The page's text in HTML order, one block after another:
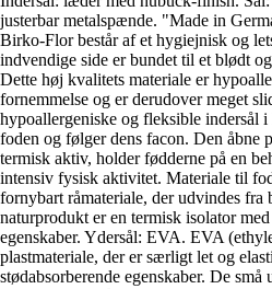
justerbar metalspænde. "Made in
Birko-Flor består af et hygiejnisk og
indvendige side er bundet til et blødt
Dette høj kvalitets materiale er
fornemmelse og er derudover meget
hypoallergeniske og fleksible indersål
foden og følger dens facon. Den åbne
termisk aktiv, holder fødderne på en
intensiv fysisk aktivitet. Materiale til
fornybart råmateriale, der udvindes fra
naturprodukt er en termisk isolator
egenskaber. Ydersål: EVA. EVA
plastmateriale, der er særligt let og
stødabsorberende egenskaber. De